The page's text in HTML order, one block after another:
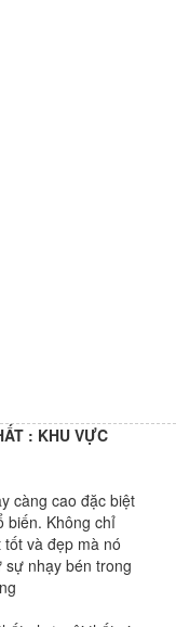
: KHU VỰC
càng cao đặc biệt
biến. Không chỉ
và đẹp mà nó
nhạy bén trong